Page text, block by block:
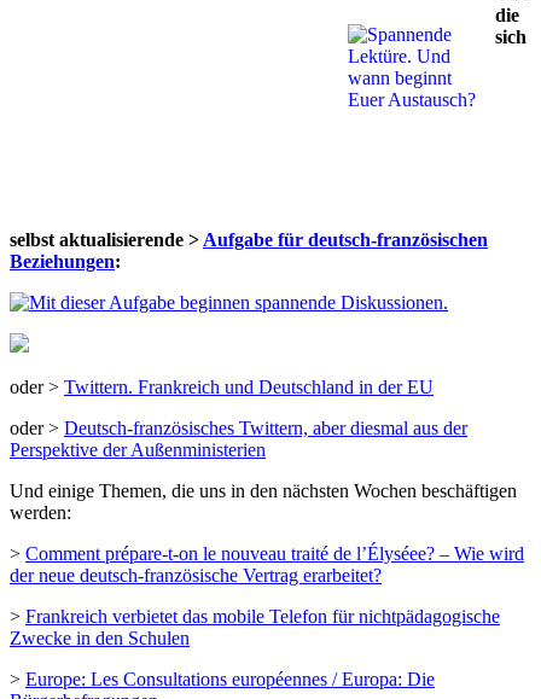
die
sich
selbst aktualisierende >Aufgabe für deutsch-französischen
Beziehungen:
oder > Twittern. Frankreich und Deutschland in der EU
oder > Deutsch-französisches Twittern, aber diesmal aus der
Perspektive der Außenministerien
Und einige Themen, die uns in den nächsten Wochen beschäftigen
werden:
> Comment prépare-t-on le nouveau traité de l’Élyséee? – Wie wird
der neue deutsch-französische Vertrag erarbeitet?
> Frankreich verbietet das mobile Telefon für nichtpädagogische
Zwecke in den Schulen
> Europe: Les Consultations européennes / Europa: Die